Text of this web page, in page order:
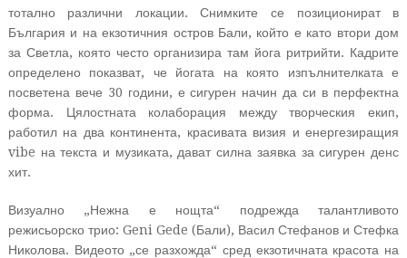
тотално различни локации. Снимките се позиционират в
България и на екзотичния остров Бали, който е като втори дом
за Светла, която често организира там йога ритрийти. Кадрите
определено показват, че йогата на която изпълнителката е
посветена вече 30 години, е сигурен начин да си в перфектна
форма. Цялостната колаборация между творческия екип,
работил на два континента, красивата визия и енергезиращия
vibe на текста и музиката, дават силна заявка за сигурен денс
хит.
Визуално „Нежна е нощта“ подрежда талантливото
режисьорско трио: Geni Gede (Бали), Васил Стефанов и Стефка
Николова. Видеото „се разхожда“ сред екзотичната красота на